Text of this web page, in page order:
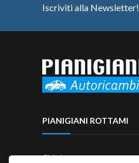
Iscriviti alla Newsletter!
PIANIGIANI ROTTAMI
Chi siamo